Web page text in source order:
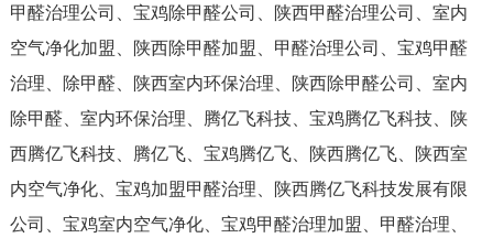
甲醛治理公司、宝鸡除甲醛公司、陕西甲醛治理公司、室内
空气净化加盟、陕西除甲醛加盟、甲醛治理公司、宝鸡甲醛
治理、除甲醛、陕西室内环保治理、陕西除甲醛公司、室内
除甲醛、室内环保治理、腾亿飞科技、宝鸡腾亿飞科技、陕
西腾亿飞科技、腾亿飞、宝鸡腾亿飞、陕西腾亿飞、陕西室
内空气净化、宝鸡加盟甲醛治理、陕西腾亿飞科技发展有限
公司、宝鸡室内空气净化、宝鸡甲醛治理加盟、甲醛治理、